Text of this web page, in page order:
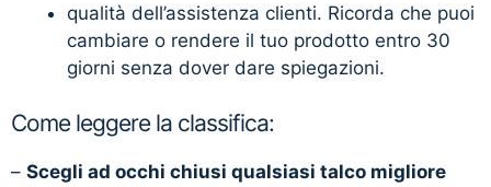
qualità dell’assistenza clienti. Ricorda che puoi
cambiare o rendere il tuo prodotto entro 30
giorni senza dover dare spiegazioni.
Come leggere la classifica:
– Scegli ad occhi chiusi qualsiasi talco migliore